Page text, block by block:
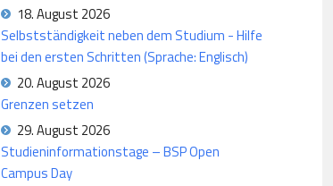
18. August 2026
Selbstständigkeit neben dem Studium - Hilfe
bei den ersten Schritten (Sprache: Englisch)
20. August 2026
Grenzen setzen
29. August 2026
Studieninformationstage – BSP Open
Campus Day